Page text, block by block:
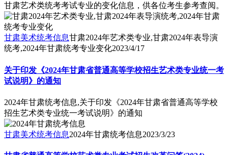
甘肃艺术类统考考试专业的变化信息，供各位考生参考查阅。
甘肃美术统考信息甘肃2024年艺术类专业,甘肃2024年表导演
统考,2024年甘肃统考专业变化2023/4/17
关于印发《2024年甘肃省普通高等学校招生艺术类专业统一考
试说明》的通知
2024年甘肃统考信息,关于印发《2024年甘肃省普通高等学校
招生艺术类专业统一考试说明》的通知
甘肃美术统考信息2024年甘肃统考信息2023/3/23